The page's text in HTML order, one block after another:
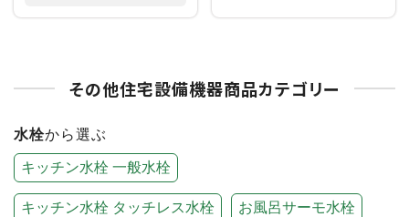
その他住宅設備機器商品カテゴリー
水栓から選ぶ
キッチン水栓 一般水栓
キッチン水栓 タッチレス水栓 お風呂サーモ水栓